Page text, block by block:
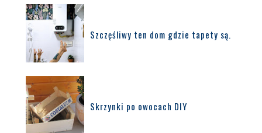
Szczęśliwy ten dom gdzie tapety są.
Skrzynki po owocach DIY